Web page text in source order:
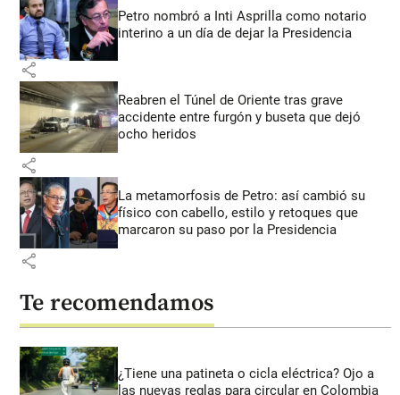
Petro nombró a Inti Asprilla como notario
interino a un día de dejar la Presidencia
share
Reabren el Túnel de Oriente tras grave
accidente entre furgón y buseta que dejó
ocho heridos
share
La metamorfosis de Petro: así cambió su
físico con cabello, estilo y retoques que
marcaron su paso por la Presidencia
share
Te recomendamos
¿Tiene una patineta o cicla eléctrica? Ojo a
las nuevas reglas para circular en Colombia